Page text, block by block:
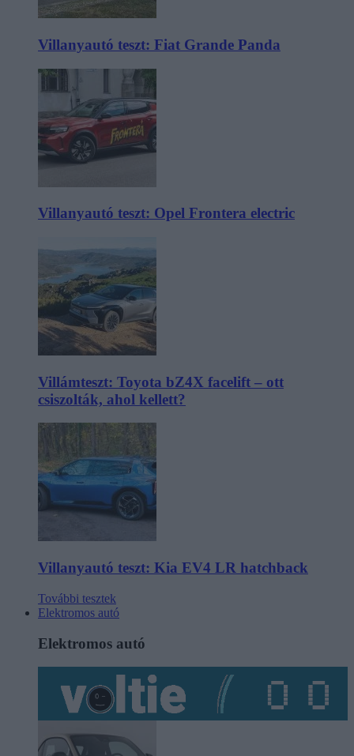
Villanyautó teszt: Fiat Grande Panda
Villanyautó teszt: Opel Frontera electric
Villámteszt: Toyota bZ4X facelift – ott
csiszolták, ahol kellett?
Villanyautó teszt: Kia EV4 LR hatchback
További tesztek
Elektromos autó
Elektromos autó